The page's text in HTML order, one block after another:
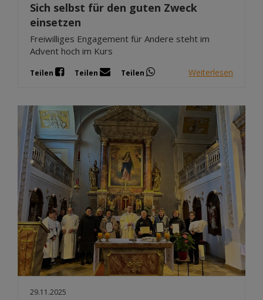
Sich selbst für den guten Zweck
einsetzen
Freiwilliges Engagement für Andere steht im
Advent hoch im Kurs
Teilen Teilen Teilen Weiterlesen
29.11.2025